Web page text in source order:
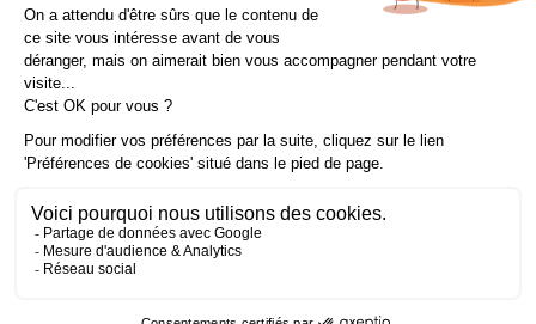
Mentions légales et données personnelles
Salon ZEN Paris 2026 © SPAS
Organisation